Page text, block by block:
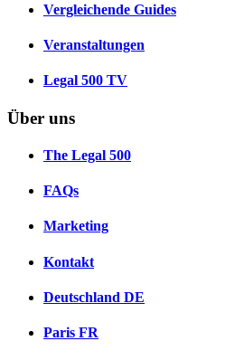
Vergleichende Guides
Veranstaltungen
Legal 500 TV
Über uns
The Legal 500
FAQs
Marketing
Kontakt
Deutschland DE
Paris FR